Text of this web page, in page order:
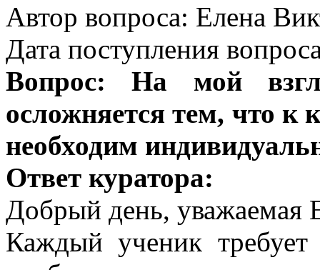
Автор вопроса: Елена
Дата поступления
Вопрос: На мой
осложняется тем, что
необходим
Ответ куратора:
Добрый день, уважаемая
Каждый ученик требует